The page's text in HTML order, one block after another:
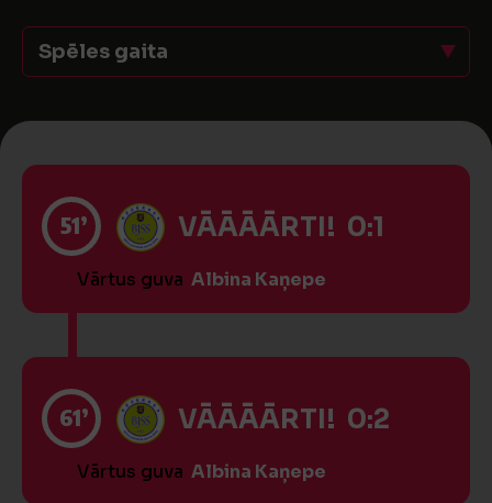
Spēles gaita
51’ VĀĀĀĀRTI! 0:1
Vārtus guva Albina Kaņepe
61’ VĀĀĀĀRTI! 0:2
Vārtus guva Albina Kaņepe